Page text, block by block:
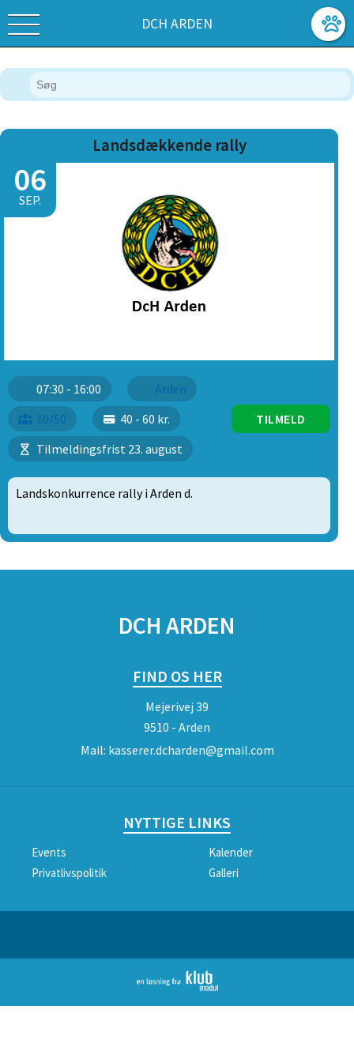
DCH ARDEN
Landsdækkende rally
06
SEP.
07:30 - 16:00
Arden
10/50
40 - 60 kr.
Tilmeldingsfrist 23. august
TILMELD
Landskonkurrence rally i Arden d.
DCH ARDEN
FIND OS HER
Mejerivej 39
9510 - Arden
Mail: kasserer.dcharden@gmail.com
NYTTIGE LINKS
Events
Kalender
Privatlivspolitik
Galleri